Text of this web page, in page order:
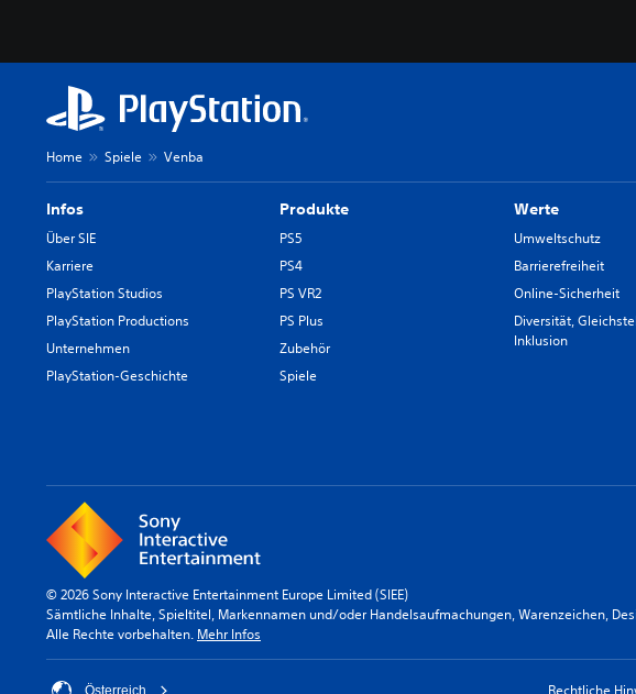
Home Spiele Venba
Infos
Über SIE
Karriere
PlayStation Studios
PlayStation Productions
Unternehmen
PlayStation-Geschichte
Produkte
PS5
PS4
PS VR2
PS Plus
Zubehör
Spiele
Werte
Umweltschutz
Barrierefreiheit
Online-Sicherheit
Diversität,
Inklusion
© 2026 Sony Interactive Entertainment Europe Limited (SIEE)
Sämtliche Inhalte, Spieltitel, Markennamen und/oder Handelsaufmachungen, Warenzeichen,
Alle Rechte vorbehalten. Mehr Infos
Österreich Rechtliche